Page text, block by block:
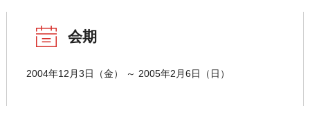
会期
2004年12月3日（金） ～ 2005年2月6日（日）